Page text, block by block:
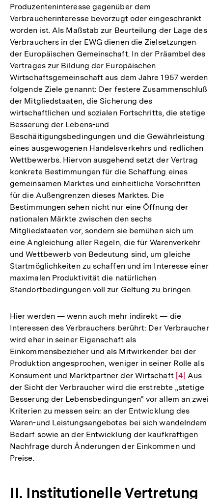
Produzenteninteresse gegenüber dem
Verbraucherinteresse bevorzugt oder eingeschränkt
worden ist. Als Maßstab zur Beurteilung der Lage des
Verbrauchers in der EWG dienen die Zielsetzungen
der Europäischen Gemeinschaft. In der Präambel des
Vertrages zur Bildung der Europäischen
Wirtschaftsgemeinschaft aus dem Jahre 1957 werden
folgende Ziele genannt: Der festere Zusammenschluß
der Mitgliedstaaten, die Sicherung des
wirtschaftlichen und sozialen Fortschritts, die stetige
Besserung der Lebens-und
Beschäitigungsbedingungen und die Gewährleistung
eines ausgewogenen Handelsverkehrs und redlichen
Wettbewerbs. Hiervon ausgehend setzt der Vertrag
konkrete Bestimmungen für die Schaffung eines
gemeinsamen Marktes und einheitliche Vorschriften
für die Außengrenzen dieses Marktes. Die
Bestimmungen sehen nicht nur eine Öffnung der
nationalen Märkte zwischen den sechs
Mitgliedstaaten vor, sondern sie bemühen sich um
eine Angleichung aller Regeln, die für Warenverkehr
und Wettbewerb von Bedeutung sind, um gleiche
Startmöglichkeiten zu schaffen und im Interesse einer
maximalen Produktivität die natürlichen
Standortbedingungen voll zur Geltung zu bringen.
Hier werden — wenn auch mehr indirekt — die
Interessen des Verbrauchers berührt: Der Verbraucher
wird eher in seiner Eigenschaft als
Einkommensbezieher und als Mitwirkender bei der
Produktion angesprochen, weniger in seiner Rolle als
Konsument und Marktpartner der Wirtschaft Zur
Auflösung
der
Fußnote
[4] Aus
der Sicht der Verbraucher wird die erstrebte „stetige
Besserung der Lebensbedingungen" vor allem an zwei
Kriterien zu messen sein: an der Entwicklung des
Waren-und Leistungsangebotes bei sich wandelndem
Bedarf sowie an der Entwicklung der kaufkräftigen
Nachfrage durch Änderungen der Einkommen und
Preise.
II. Institutionelle Vertretung